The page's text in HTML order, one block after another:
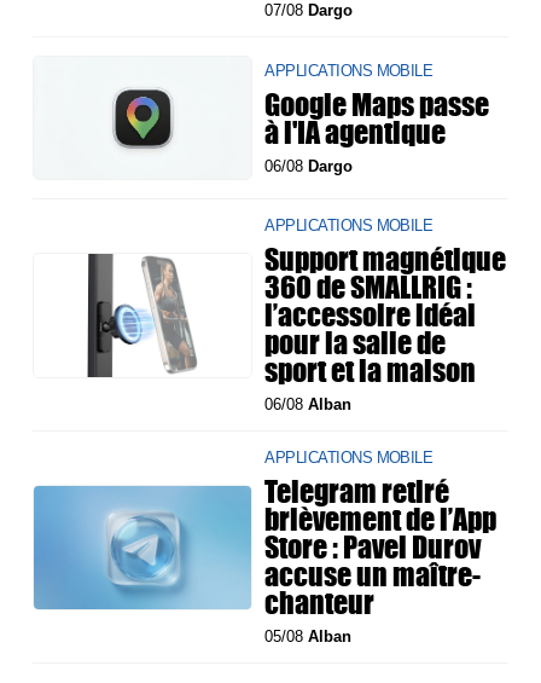
07/08 Dargo
APPLICATIONS MOBILE
Google Maps passe
à l'IA agentique
06/08 Dargo
APPLICATIONS MOBILE
Support magnétique
360 de SMALLRIG :
l’accessoire idéal
pour la salle de
sport et la maison
06/08Alban
APPLICATIONS MOBILE
Telegram retiré
brièvement de l’App
Store : Pavel Durov
accuse un maître-
chanteur
05/08Alban